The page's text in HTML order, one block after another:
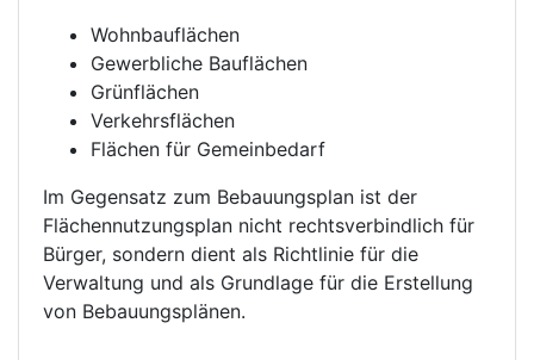
Wohnbauflächen
Gewerbliche Bauflächen
Grünflächen
Verkehrsflächen
Flächen für Gemeinbedarf
Im Gegensatz zum Bebauungsplan ist der
Flächennutzungsplan nicht rechtsverbindlich für
Bürger, sondern dient als Richtlinie für die
Verwaltung und als Grundlage für die Erstellung
von Bebauungsplänen.